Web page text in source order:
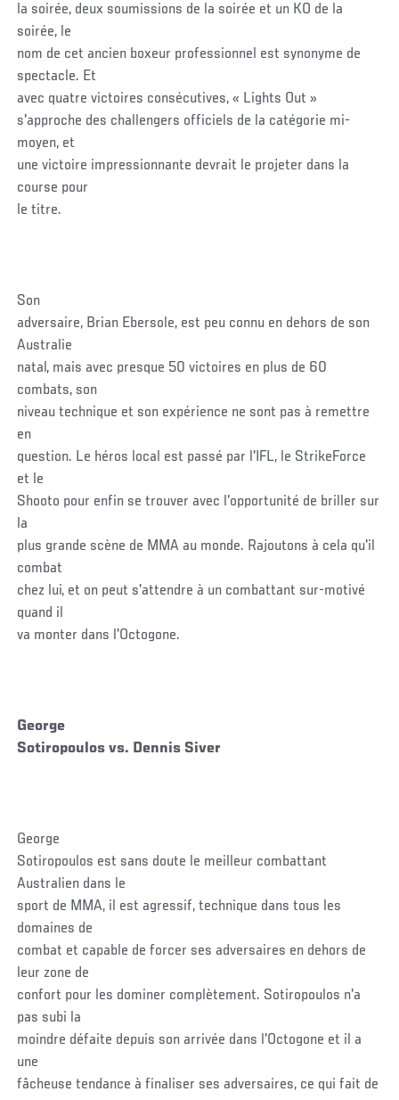
la soirée, deux soumissions de la soirée et un KO de la
soirée, le
nom de cet ancien boxeur professionnel est synonyme de
spectacle. Et
avec quatre victoires consécutives, « Lights Out »
s'approche des challengers officiels de la catégorie mi-
moyen, et
une victoire impressionnante devrait le projeter dans la
course pour
le titre.
Son
adversaire, Brian Ebersole, est peu connu en dehors de son
Australie
natal, mais avec presque 50 victoires en plus de 60
combats, son
niveau technique et son expérience ne sont pas à remettre
en
question. Le héros local est passé par l'IFL, le StrikeForce
et le
Shooto pour enfin se trouver avec l'opportunité de briller sur
la
plus grande scène de MMA au monde. Rajoutons à cela qu'il
combat
chez lui, et on peut s'attendre à un combattant sur-motivé
quand il
va monter dans l'Octogone.
George
Sotiropoulos vs. Dennis Siver
George
Sotiropoulos est sans doute le meilleur combattant
Australien dans le
sport de MMA, il est agressif, technique dans tous les
domaines de
combat et capable de forcer ses adversaires en dehors de
leur zone de
confort pour les dominer complètement. Sotiropoulos n'a
pas subi la
moindre défaite depuis son arrivée dans l'Octogone et il a
une
fâcheuse tendance à finaliser ses adversaires, ce qui fait de